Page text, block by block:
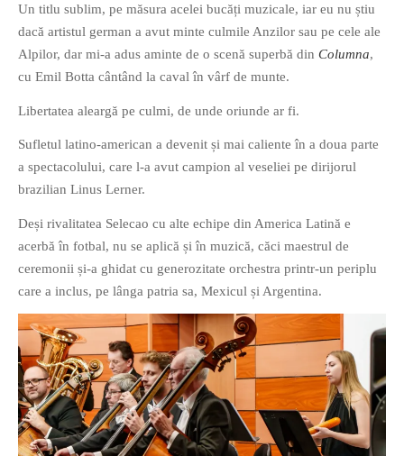
Download 101 Movie
Victor Sosea – Designer
PRIETENI DIN AFARA BRESLEI
Vreau-schimbare.ro
PRIETENI DIN BREASLA
Un titlu sublim, pe măsura acelei bucăți muzicale, iar eu nu știu
dacă artistul german a avut minte culmile Anzilor sau pe cele ale
Alpilor, dar mi-a adus aminte de o scenă superbă din Columna,
cu Emil Botta cântând la caval în vârf de munte.
Libertatea aleargă pe culmi, de unde oriunde ar fi.
Sufletul latino-american a devenit și mai caliente în a doua parte
a spectacolului, care l-a avut campion al veseliei pe dirijorul
brazilian Linus Lerner.
Deși rivalitatea Selecao cu alte echipe din America Latină e
acerbă în fotbal, nu se aplică și în muzică, căci maestrul de
ceremonii și-a ghidat cu generozitate orchestra printr-un periplu
care a inclus, pe lânga patria sa, Mexicul și Argentina.